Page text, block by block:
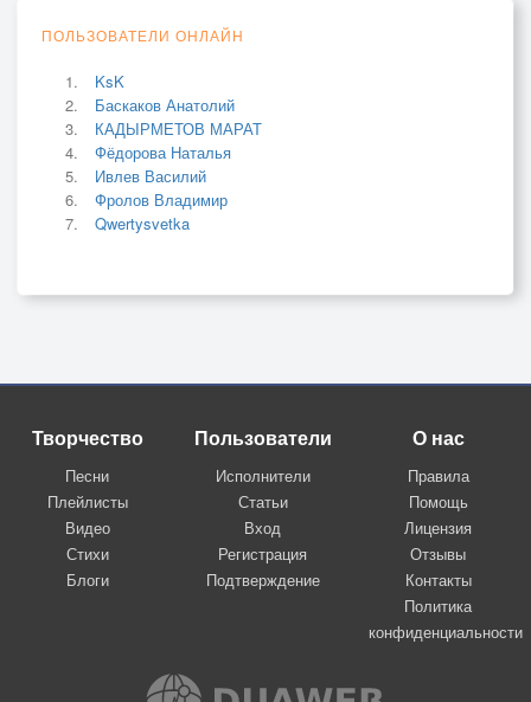
ПОЛЬЗОВАТЕЛИ ОНЛАЙН
KsK
Баскаков Анатолий
КАДЫРМЕТОВ МАРАТ
Фёдорова Наталья
Ивлев Василий
Фролов Владимир
Qwertysvetka
Творчество
Песни
Плейлисты
Видео
Стихи
Блоги
Пользователи
Исполнители
Статьи
Вход
Регистрация
Подтверждение
О нас
Правила
Помощь
Лицензия
Отзывы
Контакты
Политика
конфиденциальности